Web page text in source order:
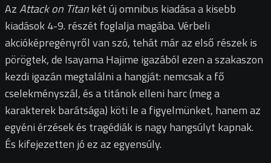
AzAttack on Titankét új omnibus kiadása a kisebb
kiadások 4-9. részét foglalja magába. Vérbeli
akcióképregényről van szó, tehát már az első részek is
pörögtek, de Isayama Hajime igazából ezen a szakaszon
kezdi igazán megtalálni a hangját: nemcsak a fő
cselekményszál, és a titánok elleni harc (meg a
karakterek barátsága) köti le a figyelmünket, hanem az
egyéni érzések és tragédiák is nagy hangsúlyt kapnak.
És kifejezetten jó ez az egyensúly.